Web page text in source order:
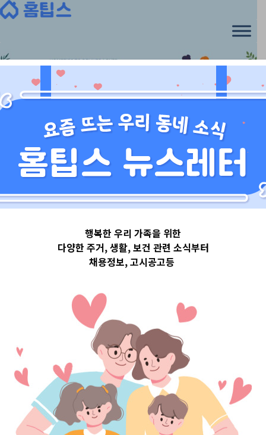
Skip
경상도
경상남도김해시
Top 3 및 주간 소
식 – 20230614
2023-06-14
readybaby-admin
행복한 우리 가족을 위한
다양한 주거, 생활, 보건 관련 소식부터
채용정보, 고시공고등